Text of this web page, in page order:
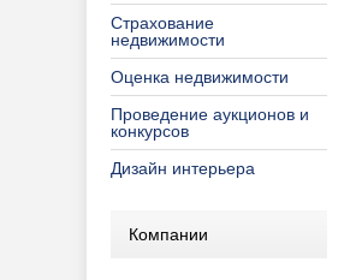
Страхование
недвижимости
Оценка недвижимости
Проведение аукционов и
конкурсов
Дизайн интерьера
Компании